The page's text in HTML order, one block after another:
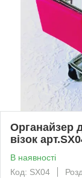
Органайзер
візок
В наявності
Код: SX04